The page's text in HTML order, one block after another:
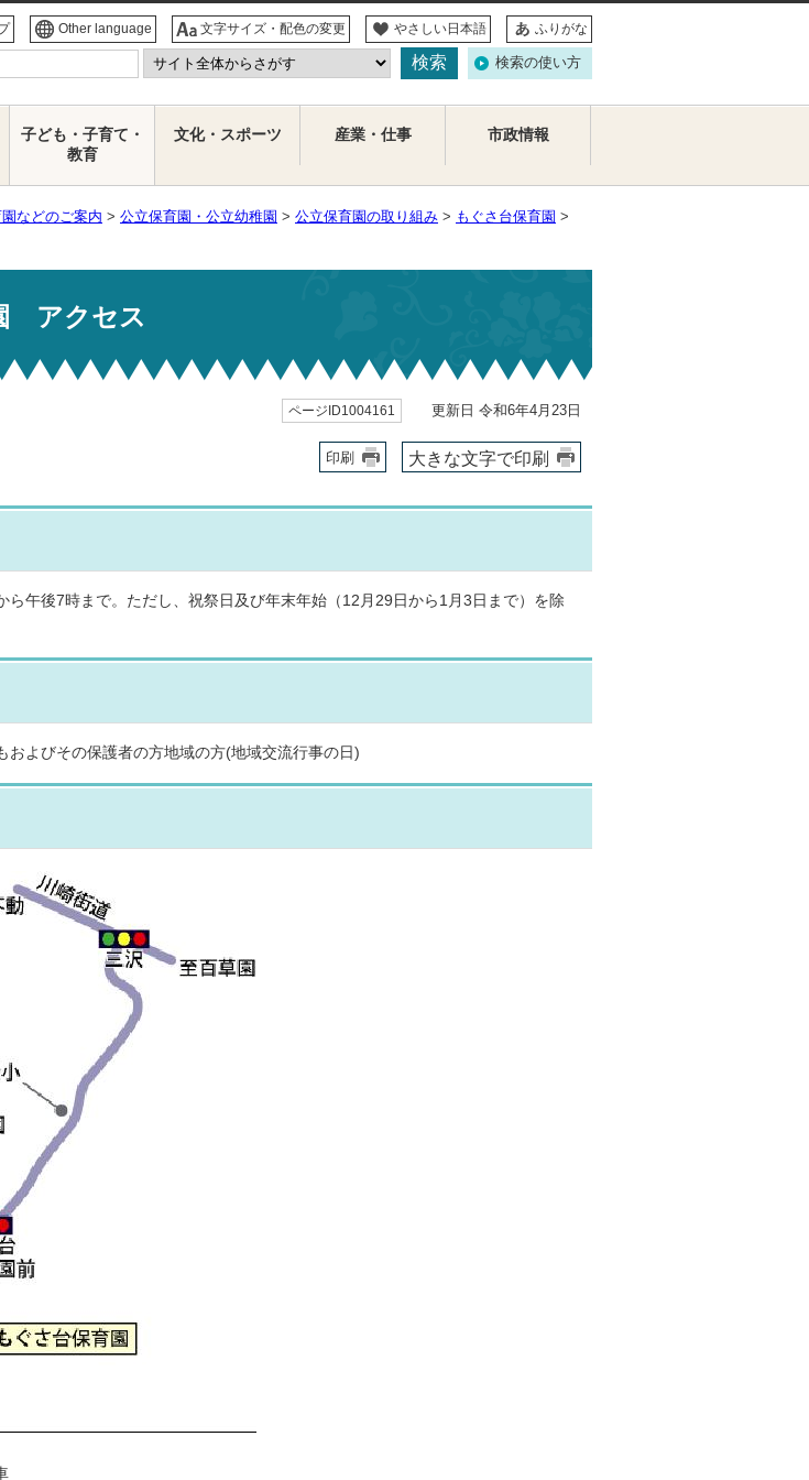
Other language 文字サイズ・配色の変更 やさしい日本語 ふりがな
検索の使い方
子ども・子育て・
教育
文化・スポーツ 産業・仕事 市政情報
などのご案内 > 公立保育園・公立幼稚園 > 公立保育園の取り組み > もぐさ台保育園 >
アクセス
ページID1004161 更新日 令和6年4月23日
印刷 大きな文字で印刷
ら午後7時まで。ただし、祝祭日及び年末年始（12月29日から1月3日まで）を除
およびその保護者の方地域の方(地域交流行事の日)